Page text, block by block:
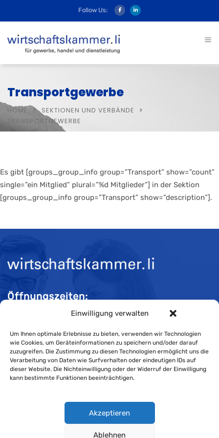
Einwilligung verwalten
Um Ihnen optimale Erlebnisse zu bieten, verwenden wir Technologien
wie Cookies, um Geräteinformationen zu speichern und/oder darauf
zuzugreifen. Die Zustimmung zu diesen Technologien ermöglicht uns die
Verarbeitung von Daten wie Surfverhalten oder eindeutigen IDs auf
dieser Website. Die Nichteinwilligung oder der Widerruf der Einwilligung
kann bestimmte Funktionen beeinträchtigen.
Akzeptieren
Ablehnen
Follow Us:
Transportgewerbe
HOME
SEKTIONEN UND VERBÄNDE
TRANSPORTGEWERBE
Es gibt [groups_group_info group=”Transport” show=”count”
single=”ein Mitglied” plural=”%d Mitglieder”] in der Sektion
[groups_group_info group=”Transport” show=”description”].
Öffnungszeiten:
Mo-Do 08:00 bis 11:30 und 13:30 bis 16:30 Uhr
Fr 08:00 bis 11:30 und 13:30 bis 16:00 Uhr
Impressum
Cookie-Richtlinie